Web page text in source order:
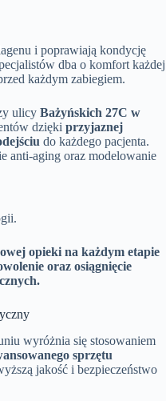
i poprawiają kondycję
dba o komfort każdej
każdym zabiegiem.
ulicy Bażyńskich 27C w
dzięki przyjaznej
do każdego pacjenta.
anti-aging oraz modelowanie
opieki na każdym etapie
oraz osiągnięcie
wyróżnia się stosowaniem
sprzętu
jakość i bezpieczeństwo